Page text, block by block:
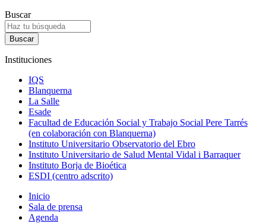
Buscar
Instituciones
IQS
Blanquerna
La Salle
Esade
Facultad de Educación Social y Trabajo Social Pere Tarrés
(en colaboración con Blanquerna)
Instituto Universitario Observatorio del Ebro
Instituto Universitario de Salud Mental Vidal i Barraquer
Instituto Borja de Bioética
ESDI (centro adscrito)
Inicio
Sala de prensa
Agenda